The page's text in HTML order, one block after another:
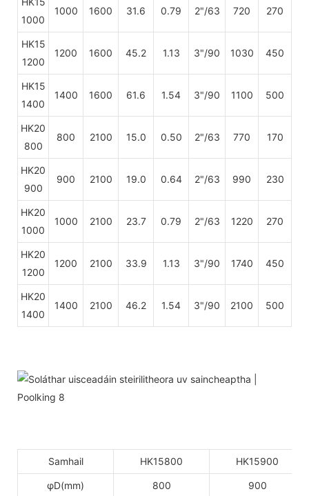
1000
1000 1600 31.6 0.79 2"/63 720 270
HK15
1200
1200 1600 45.2 1.13 3"/90 1030 450
HK15
1400
1400 1600 61.6 1.54 3"/90 1100 500
HK20
800
800 2100 15.0 0.50 2"/63 770 170
HK20
900
900 2100 19.0 0.64 2"/63 990 230
HK20
1000
1000 2100 23.7 0.79 2"/63 1220 270
HK20
1200
1200 2100 33.9 1.13 3"/90 1740 450
HK20
1400
1400 2100 46.2 1.54 3"/90 2100 500
Samhail HK15800 HK15900
φD(mm) 800 900